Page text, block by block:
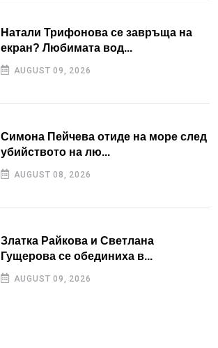
Натали Трифонова се завръща на
екран? Любимата вод...
AUGUST 09, 2026
Симона Пейчева отиде на море след
убийството на лю...
AUGUST 08, 2026
Златка Райкова и Светлана
Гущерова се обединиха в...
AUGUST 09, 2026